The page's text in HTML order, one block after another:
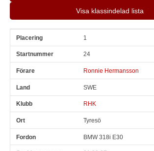
Visa klassindelad lista
Pl Snr 1
24
Ronnie Hermansson
SWE
RHK
Tyresö
BMW 318i E30